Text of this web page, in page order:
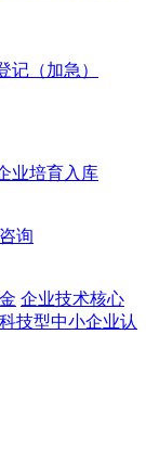
记（加急）
业培育入库
询
企业技术核心
科技型中小企业认